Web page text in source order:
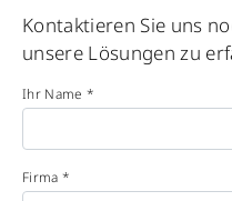
Kontaktieren Sie uns
unsere Lösungen zu
Ihr Name *
Firma *